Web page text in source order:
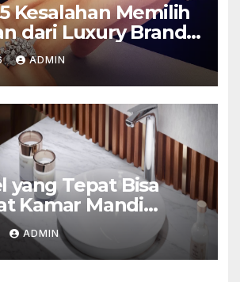
Kesalahan Memilih
dari Luxury Brands
ADMIN
yang Tepat Bisa
Kamar Mandi
Mewah
ADMIN